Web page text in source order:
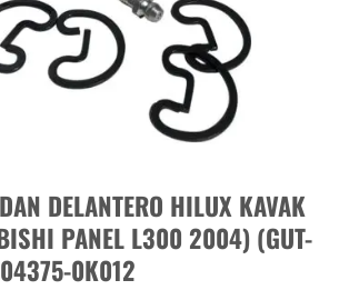
DELANTERO HILUX KAVAK
PANEL L300 2004) (GUT-
0K012